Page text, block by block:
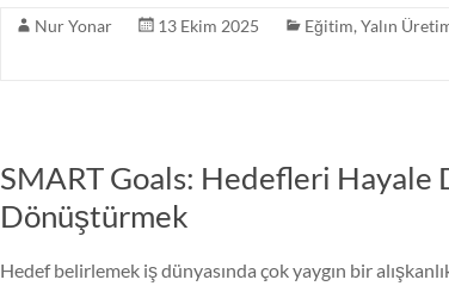
Nur Yonar 13 Ekim 2025 Eğitim, Yalın
SMART Goals: Hedefleri Hayale
Dönüştürmek
Hedef belirlemek iş dünyasında çok yaygın bir